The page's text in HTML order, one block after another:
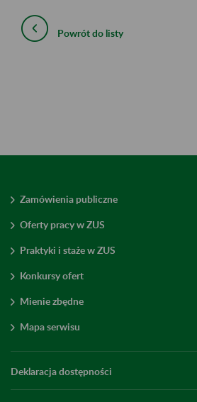
Powrót do listy
Zamówienia publiczne
Oferty pracy w ZUS
Praktyki i staże w ZUS
Konkursy ofert
Mienie zbędne
Mapa serwisu
Deklaracja dostępności